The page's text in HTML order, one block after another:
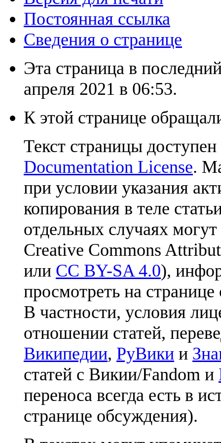
Постоянная ссылка
Сведения о странице
Эта страница в
апреля 2021 в 06:53.
К этой странице
Текст страницы
Documentation License.
при условии указания
копирования в теле
отдельных случаях
Creative Commons
или CC BY-SA 4.0),
просмотреть на
В частности, условия
отношении статей,
Википедии, РуВики и
статей с Викии/Fandom и
переноса всегда есть в
странице обсуждения).